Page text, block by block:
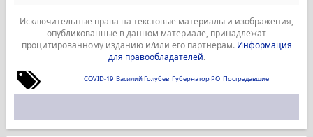
Исключительные права на текстовые материалы и изображения,
опубликованные в данном материале, принадлежат
процитированному изданию и/или его партнерам. Информация
для правообладателей.
COVID-19 Василий Голубев Губернатор РО Пострадавшие